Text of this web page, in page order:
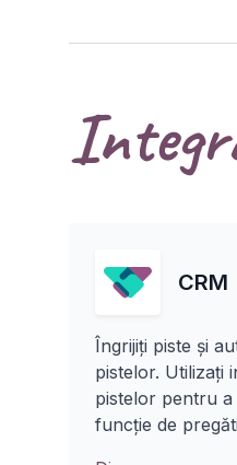
CRM
Îngrijiți piste și
pistelor. Utilizați
pistelor pentru
funcție de